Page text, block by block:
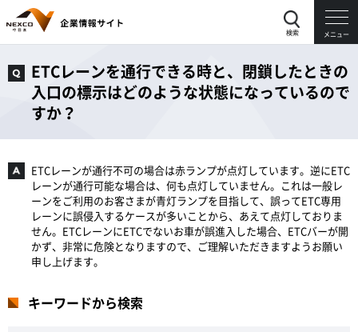
検索 メニュー
ETCレーンを通行できる時と、閉鎖したときの
入口の標示はどのような状態になっているので
すか？
ETCレーンが通行不可の場合は赤ランプが点灯しています。逆にETC
レーンが通行可能な場合は、何も点灯していません。これは一般レ
ーンをご利用のお客さまが青灯ランプを目指して、誤ってETC専用
レーンに誤侵入するケースが多いことから、あえて点灯しておりま
せん。ETCレーンにETCでないお車が誤進入した場合、ETCバーが開
かず、非常に危険となりますので、ご理解いただきますようお願い
申し上げます。
キーワードから検索